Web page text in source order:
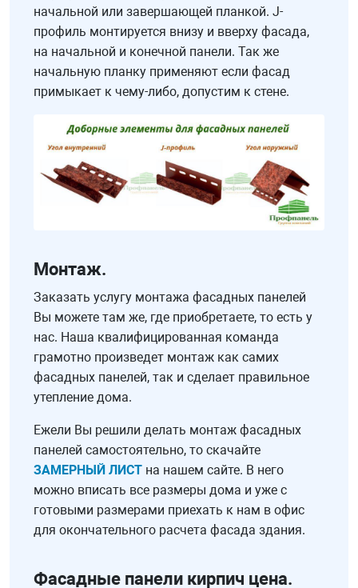
начальной или завершающей планкой. J-
профиль монтируется внизу и вверху фасада,
на начальной и конечной панели. Так же
начальную планку применяют если фасад
примыкает к чему-либо, допустим к стене.
Монтаж.
Заказать услугу монтажа фасадных панелей
Вы можете там же, где приобретаете, то есть у
нас. Наша квалифицированная команда
грамотно произведет монтаж как самих
фасадных панелей, так и сделает правильное
утепление дома.
Ежели Вы решили делать монтаж фасадных
панелей самостоятельно, то скачайте
ЗАМЕРНЫЙ ЛИСТ на нашем сайте. В него
можно вписать все размеры дома и уже с
готовыми размерами приехать к нам в офис
для окончательного расчета фасада здания.
Фасадные панели кирпич цена.